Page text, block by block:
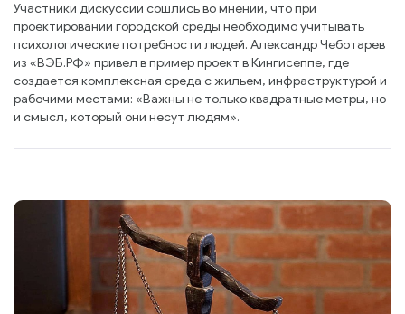
Участники дискуссии сошлись во мнении, что при
проектировании городской среды необходимо учитывать
психологические потребности людей. Александр Чеботарев
из «ВЭБ.РФ» привел в пример проект в Кингисеппе, где
создается комплексная среда с жильем, инфраструктурой и
рабочими местами: «Важны не только квадратные метры, но
и смысл, который они несут людям».